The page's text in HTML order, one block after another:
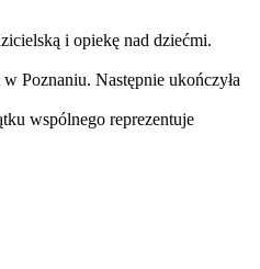
i opiekę nad dziećmi.
Poznaniu. Następnie ukończyła
wspólnego reprezentuje